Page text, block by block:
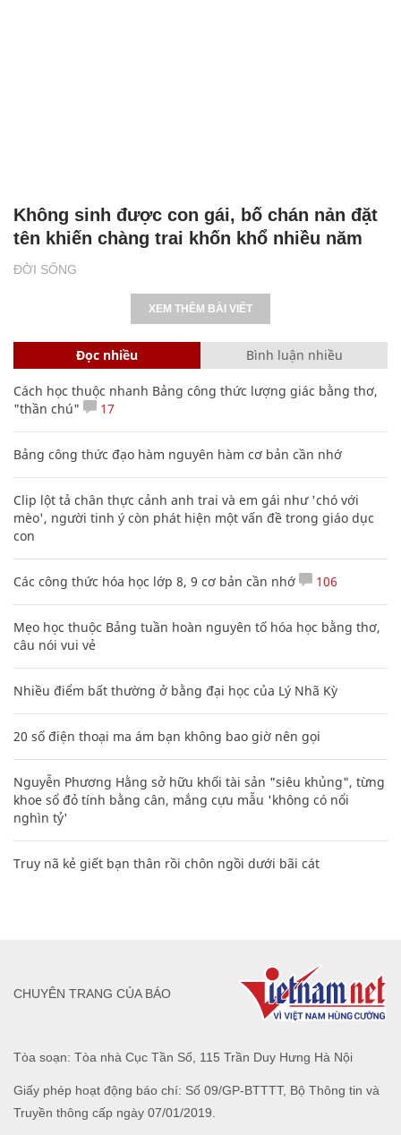
ĐỜI SỐNG
Không sinh được con gái, bố chán nản đặt
tên khiến chàng trai khốn khổ nhiều năm
XEM THÊM BÀI VIẾT
Đọc nhiều Bình luận nhiều
Cách học thuộc nhanh Bảng công thức lượng giác bằng thơ,
"thần chú"
17
Bảng công thức đạo hàm nguyên hàm cơ bản cần nhớ
Clip lột tả chân thực cảnh anh trai và em gái như 'chó với
mèo', người tinh ý còn phát hiện một vấn đề trong giáo dục
con
Các công thức hóa học lớp 8, 9 cơ bản cần nhớ 106
Mẹo học thuộc Bảng tuần hoàn nguyên tố hóa học bằng thơ,
câu nói vui vẻ
Nhiều điểm bất thường ở bằng đại học của Lý Nhã Kỳ
20 số điện thoại ma ám bạn không bao giờ nên gọi
Nguyễn Phương Hằng sở hữu khối tài sản "siêu khủng", từng
khoe sổ đỏ tính bằng cân, mắng cựu mẫu 'không có nổi
nghìn tỷ'
Truy nã kẻ giết bạn thân rồi chôn ngồi dưới bãi cát
Tòa soạn: Tòa nhà Cục Tần Số, 115 Trần Duy Hưng Hà Nội
Giấy phép hoạt động báo chí: Số 09/GP-BTTTT, Bộ Thông tin và
Truyền thông cấp ngày 07/01/2019.
CHUYÊN TRANG CỦA BÁO